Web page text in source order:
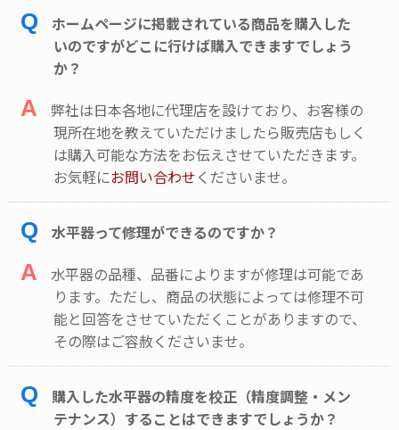
Q
ホームページに掲載されている商品を購入した
いのですがどこに行けば購入できますでしょう
か？
A
弊社は日本各地に代理店を設けており、お客様の
現所在地を教えていただけましたら販売店もしく
は購入可能な方法をお伝えさせていただきます。
お気軽にお問い合わせくださいませ。
Q 水平器って修理ができるのですか？
A
水平器の品種、品番によりますが修理は可能であ
ります。ただし、商品の状態によっては修理不可
能と回答をさせていただくことがありますので、
その際はご容赦くださいませ。
Q
購入した水平器の精度を校正（精度調整・メン
テナンス）することはできますでしょうか？